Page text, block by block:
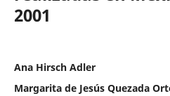
2001
Ana Hirsch Adler
Margarita de Jesús Quezada